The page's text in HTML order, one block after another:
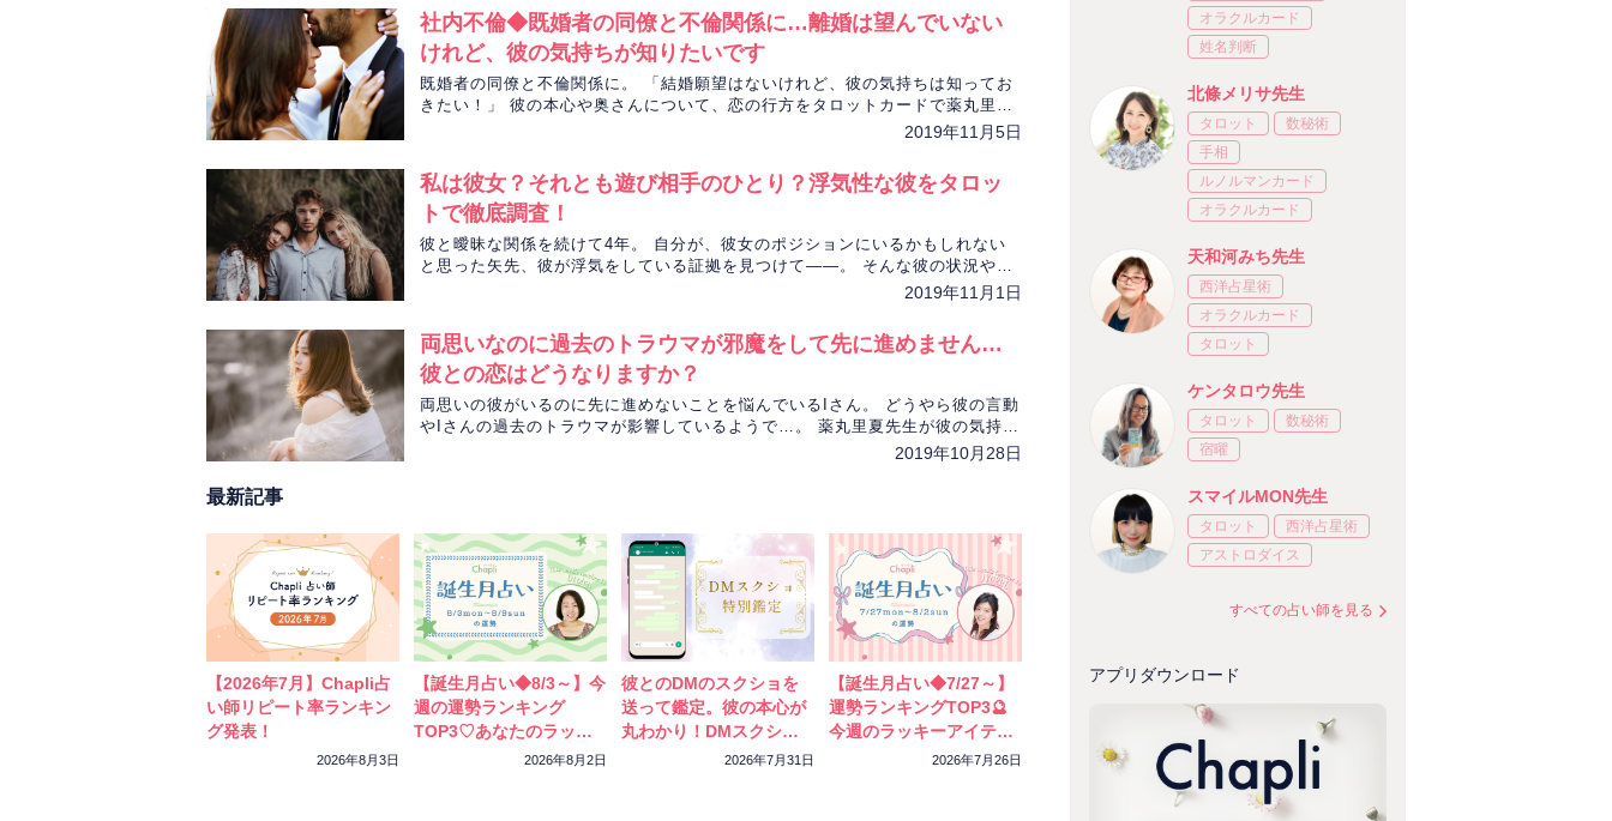
社内不倫◆既婚者の同僚と不倫関係に…離婚は望んでいない
けれど、彼の気持ちが知りたいです
既婚者の同僚と不倫関係に。 「結婚願望はないけれど、彼の気持ちは知ってお
きたい！」 彼の本心や奥さんについて、恋の行方をタロットカードで薬丸里夏
2019年11月5日
私は彼女？それとも遊び相手のひとり？浮気性な彼をタロッ
トで徹底調査！
彼と曖昧な関係を続けて4年。 自分が、彼女のポジションにいるかもしれない
と思った矢先、彼が浮気をしている証拠を見つけて――。 そんな彼の状況や2
2019年11月1日
両思いなのに過去のトラウマが邪魔をして先に進めません…
彼との恋はどうなりますか？
両思いの彼がいるのに先に進めないことを悩んでいるIさん。 どうやら彼の言動
やIさんの過去のトラウマが影響しているようで…。 薬丸里夏先生が彼の気持
2019年10月28日
最新記事
【2026年7月】Chapli占
い師リピート率ランキン
グ発表！
2026年8月3日
【誕生月占い◆8/3～】今
週の運勢ランキング
TOP3♡あなたのラッキ
ーカラーをチェック！
2026年8月2日
彼とのDMのスクショを
送って鑑定。彼の本心が
丸わかり！DMスクショ
特別鑑定をスタートしま
2026年7月31日
【誕生月占い◆7/27～】
運勢ランキングTOP3🔮
今週のラッキーアイテム
2026年7月26日
オラクルカード
姓名判断
北條メリサ先生
タロット
数秘術
手相
ルノルマンカード
オラクルカード
天和河みち先生
西洋占星術
オラクルカード
タロット
ケンタロウ先生
タロット
数秘術
宿曜
スマイルMON先生
タロット
西洋占星術
アストロダイス
すべての占い師を見る
アプリダウンロード